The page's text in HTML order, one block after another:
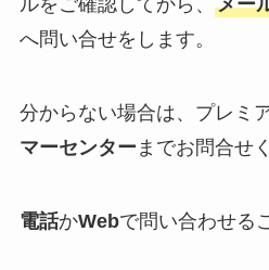
ルをご確認してから、 メー
へ問い合せをします。
分からない場合は、プレミ
マーセンター までお問合せ
電話かWebで問い合わせる